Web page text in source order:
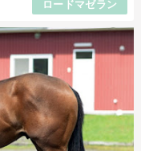
ロードマゼラン